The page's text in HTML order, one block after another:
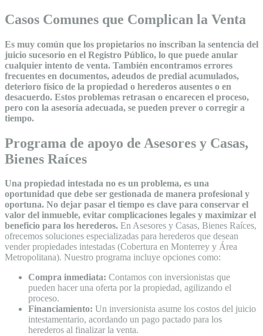
Casos Comunes que Complican la Venta
Es muy común que los propietarios no inscriban la sentencia del
juicio sucesorio en el Registro Público, lo que puede anular
cualquier intento de venta. También encontramos errores
frecuentes en documentos, adeudos de predial acumulados,
deterioro físico de la propiedad o herederos ausentes o en
desacuerdo. Estos problemas retrasan o encarecen el proceso,
pero con la asesoría adecuada, se pueden prever o corregir a
tiempo.
Programa de apoyo de Asesores y Casas,
Bienes Raíces
Una propiedad intestada no es un problema, es una
oportunidad que debe ser gestionada de manera profesional y
oportuna. No dejar pasar el tiempo es clave para conservar el
valor del inmueble, evitar complicaciones legales y maximizar el
beneficio para los herederos. En Asesores y Casas, Bienes Raíces,
ofrecemos soluciones especializadas para herederos que desean
vender propiedades intestadas (Cobertura en Monterrey y Área
Metropolitana). Nuestro programa incluye opciones como:
Compra inmediata: Contamos con inversionistas que
pueden hacer una oferta por la propiedad, agilizando el
proceso.
Financiamiento: Un inversionista asume los costos del juicio
intestamentario, acordando un pago pactado para los
herederos al finalizar la venta.